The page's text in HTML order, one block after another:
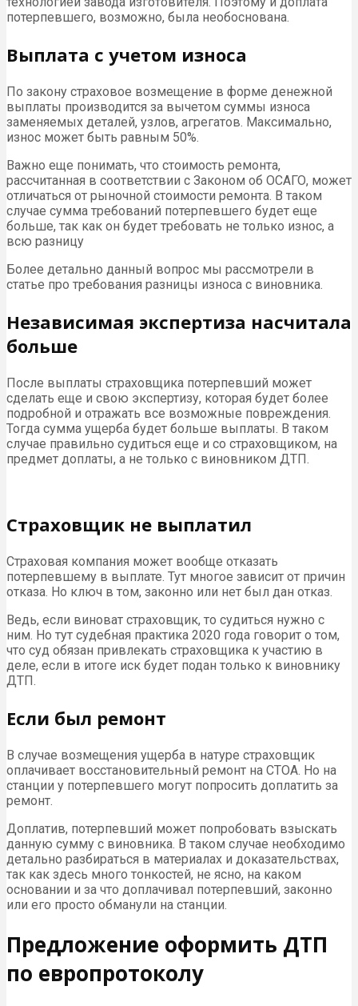
потерпевшего, возможно, была необоснована.
Выплата с учетом износа
По закону страховое возмещение в форме денежной
выплаты производится за вычетом суммы износа
заменяемых деталей, узлов, агрегатов. Максимально,
износ может быть равным 50%.
Важно еще понимать, что стоимость ремонта,
рассчитанная в соответствии с Законом об ОСАГО, может
отличаться от рыночной стоимости ремонта. В таком
случае сумма требований потерпевшего будет еще
больше, так как он будет требовать не только износ, а
всю разницу
Более детально данный вопрос мы рассмотрели в
статье про требования разницы износа с виновника.
Независимая экспертиза насчитала
больше
После выплаты страховщика потерпевший может
сделать еще и свою экспертизу, которая будет более
подробной и отражать все возможные повреждения.
Тогда сумма ущерба будет больше выплаты. В таком
случае правильно судиться еще и со страховщиком, на
предмет доплаты, а не только с виновником ДТП.
Страховщик не выплатил
Страховая компания может вообще отказать
потерпевшему в выплате. Тут многое зависит от причин
отказа. Но ключ в том, законно или нет был дан отказ.
Ведь, если виноват страховщик, то судиться нужно с
ним. Но тут судебная практика 2020 года говорит о том,
что суд обязан привлекать страховщика к участию в
деле, если в итоге иск будет подан только к виновнику
ДТП.
Если был ремонт
В случае возмещения ущерба в натуре страховщик
оплачивает восстановительный ремонт на СТОА. Но на
станции у потерпевшего могут попросить доплатить за
ремонт.
Доплатив, потерпевший может попробовать взыскать
данную сумму с виновника. В таком случае необходимо
детально разбираться в материалах и доказательствах,
так как здесь много тонкостей, не ясно, на каком
основании и за что доплачивал потерпевший, законно
или его просто обманули на станции.
Предложение оформить ДТП
по европротоколу